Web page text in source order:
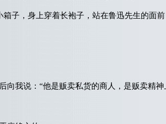
，身上穿着长袍子，站在鲁迅先生的面
我说：“他是贩卖私货的商人，是贩卖精